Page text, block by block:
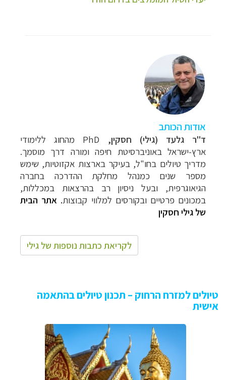
אודות הכותב
ד"ר גלעד (גילי) חסקין,
PhD מהחוג ללימודי
ארץ-ישראל באוניברסיטת חיפה ומורה דרך מוסמך.
מדריך טיולים בחו"ל, בעיקר בארצות אקזוטיות, שימש
מספר שנים כמנהל מחלקת ההדרכה בחברה
הגיאוגרפית, ובעל ניסיון רב בהרצאות במכללות,
במכונים פרטיים ובקורסים למלווי קבוצות. אתר הבית
של גילי חסקין
לקריאת כתבות נוספות של גילי
טיולים למזרח הרחוק – תכנון טיולים בהתאמה
אישית